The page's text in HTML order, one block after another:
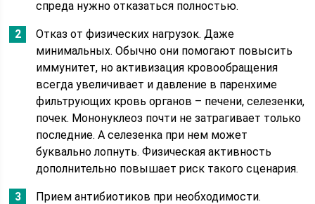
спреда нужно отказаться полностью.
Отказ от физических нагрузок. Даже
минимальных. Обычно они помогают повысить
иммунитет, но активизация кровообращения
всегда увеличивает и давление в паренхиме
фильтрующих кровь органов – печени, селезенки,
почек. Мононуклеоз почти не затрагивает только
последние. А селезенка при нем может
буквально лопнуть. Физическая активность
дополнительно повышает риск такого сценария.
Прием антибиотиков при необходимости.